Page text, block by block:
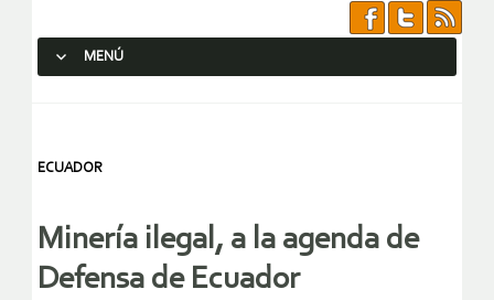
MENÚ
ECUADOR
Minería ilegal, a la agenda de
Defensa de Ecuador